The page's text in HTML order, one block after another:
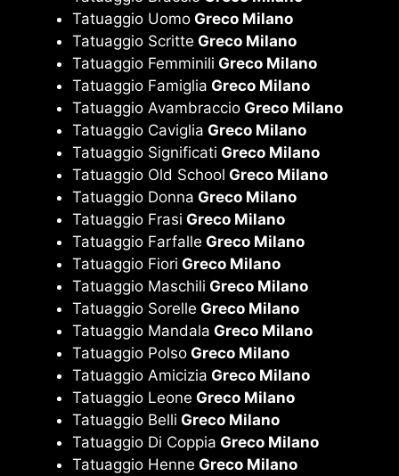
Tatuaggio Uomo Greco Milano
Tatuaggio Scritte Greco Milano
Tatuaggio Femminili Greco Milano
Tatuaggio Famiglia Greco Milano
Tatuaggio Avambraccio Greco Milano
Tatuaggio Caviglia Greco Milano
Tatuaggio Significati Greco Milano
Tatuaggio Old School Greco Milano
Tatuaggio Donna Greco Milano
Tatuaggio Frasi Greco Milano
Tatuaggio Farfalle Greco Milano
Tatuaggio Fiori Greco Milano
Tatuaggio Maschili Greco Milano
Tatuaggio Sorelle Greco Milano
Tatuaggio Mandala Greco Milano
Tatuaggio Polso Greco Milano
Tatuaggio Amicizia Greco Milano
Tatuaggio Leone Greco Milano
Tatuaggio Belli Greco Milano
Tatuaggio Di Coppia Greco Milano
Tatuaggio Henne Greco Milano